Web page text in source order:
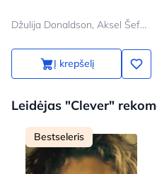
Džulija Donaldson, Aksel Šeffler
Į krepšelį
Leidėjas "Clever"
Bestseleris